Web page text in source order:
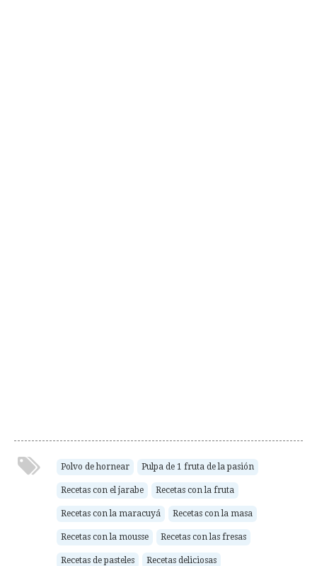
Polvo de hornear Pulpa de 1 fruta de la pasión
Recetas con el jarabe Recetas con la fruta
Recetas con la maracuyá Recetas con la masa
Recetas con la mousse Recetas con las fresas
Recetas de pasteles Recetas deliciosas